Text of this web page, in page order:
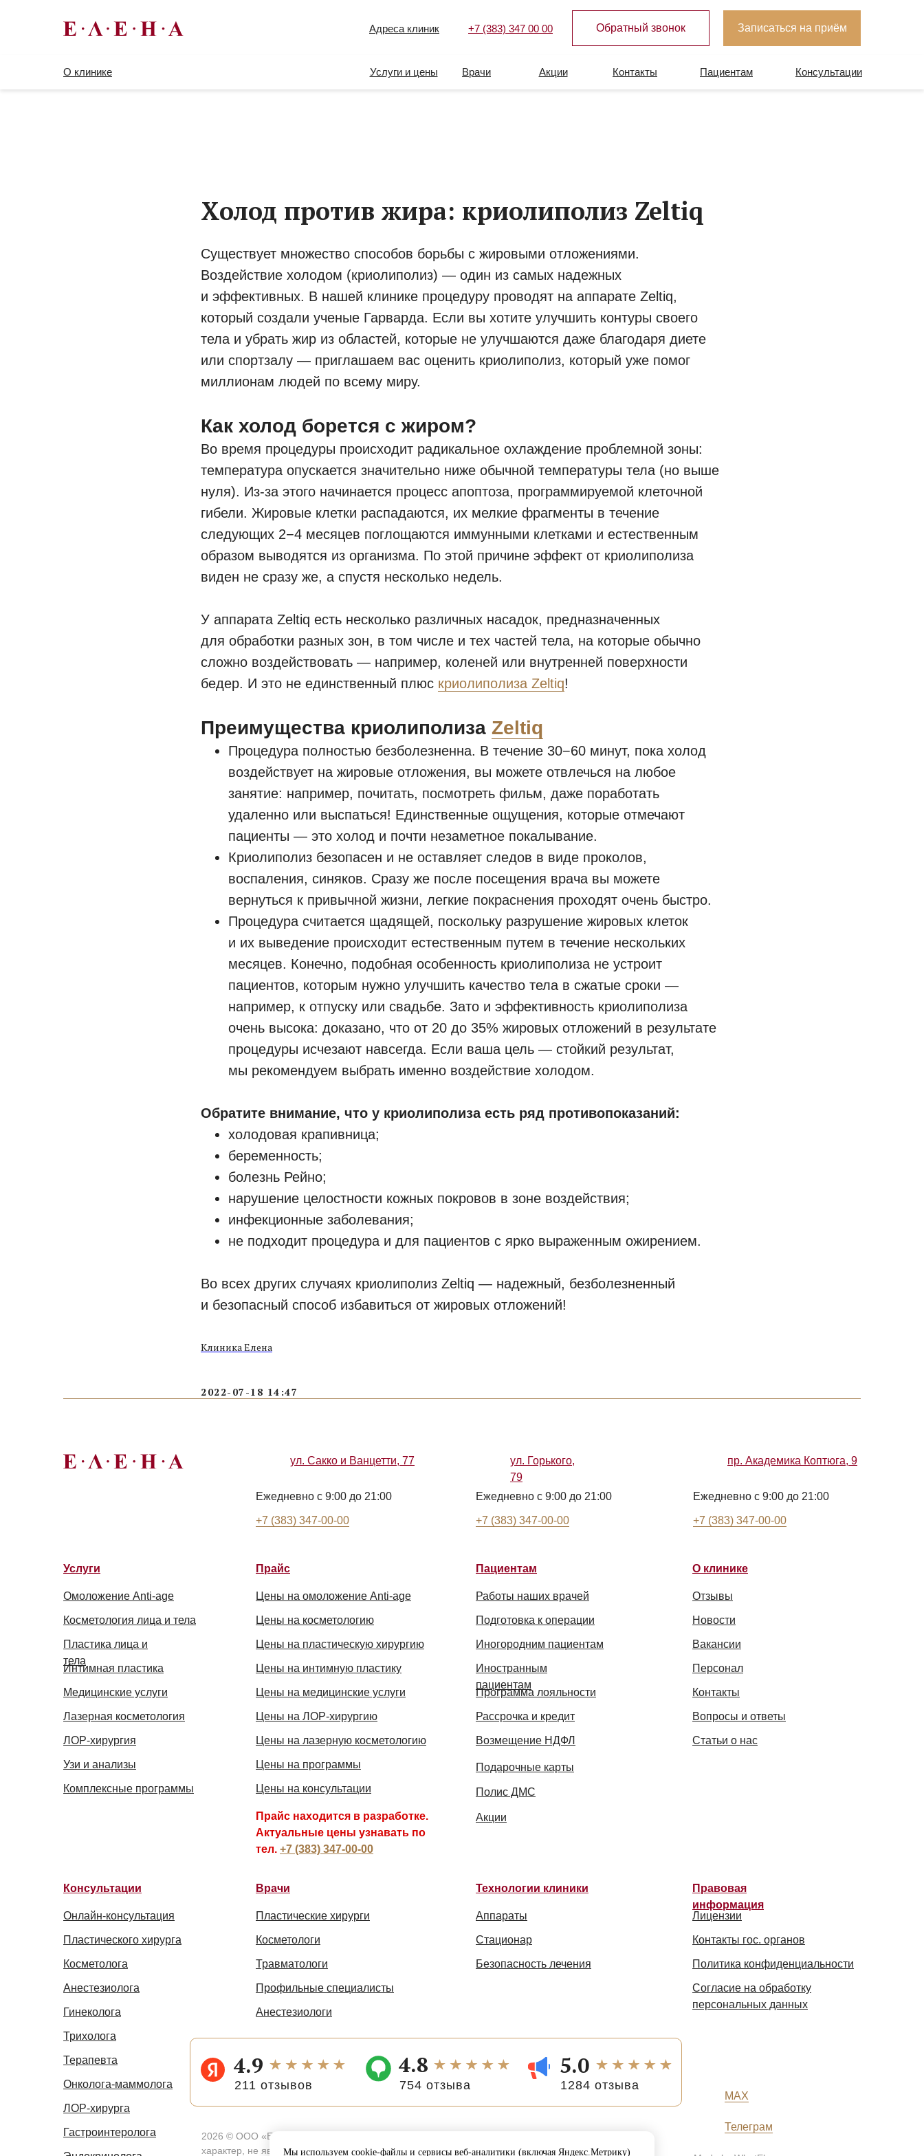
Мы используем cookie-файлы и сервисы веб-аналитики (включая Яндекс.Метрику)
+7 (383) 347 00 00 Обратный звонок Записаться на приём
Адреса клиник
Услуги и цены Врачи Консультации
Пациентам
О клинике Контакты
Акции
Холод против жира: криолиполиз Zeltiq
Существует множество способов борьбы с жировыми отложениями.
Воздействие холодом (криолиполиз) — один из самых надежных
и эффективных. В нашей клинике процедуру проводят на аппарате Zeltiq,
который создали ученые Гарварда. Если вы хотите улучшить контуры своего
тела и убрать жир из областей, которые не улучшаются даже благодаря диете
или спортзалу — приглашаем вас оценить криолиполиз, который уже помог
миллионам людей по всему миру.
Как холод борется с жиром?
Во время процедуры происходит радикальное охлаждение проблемной зоны:
температура опускается значительно ниже обычной температуры тела (но выше
нуля). Из-за этого начинается процесс апоптоза, программируемой клеточной
гибели. Жировые клетки распадаются, их мелкие фрагменты в течение
следующих 2−4 месяцев поглощаются иммунными клетками и естественным
образом выводятся из организма. По этой причине эффект от криолиполиза
виден не сразу же, а спустя несколько недель.
У аппарата Zeltiq есть несколько различных насадок, предназначенных
для обработки разных зон, в том числе и тех частей тела, на которые обычно
сложно воздействовать — например, коленей или внутренней поверхности
бедер. И это не единственный плюс криолиполиза Zeltiq!
Преимущества криолиполиза Zeltiq
Процедура полностью безболезненна. В течение 30−60 минут, пока холод
воздействует на жировые отложения, вы можете отвлечься на любое
занятие: например, почитать, посмотреть фильм, даже поработать
удаленно или выспаться! Единственные ощущения, которые отмечают
пациенты — это холод и почти незаметное покалывание.
Криолиполиз безопасен и не оставляет следов в виде проколов,
воспаления, синяков. Сразу же после посещения врача вы можете
вернуться к привычной жизни, легкие покраснения проходят очень быстро.
Процедура считается щадящей, поскольку разрушение жировых клеток
и их выведение происходит естественным путем в течение нескольких
месяцев. Конечно, подобная особенность криолиполиза не устроит
пациентов, которым нужно улучшить качество тела в сжатые сроки —
например, к отпуску или свадьбе. Зато и эффективность криолиполиза
очень высока: доказано, что от 20 до 35% жировых отложений в результате
процедуры исчезают навсегда. Если ваша цель — стойкий результат,
мы рекомендуем выбрать именно воздействие холодом.
Обратите внимание, что у криолиполиза есть ряд противопоказаний:
холодовая крапивница;
беременность;
болезнь Рейно;
нарушение целостности кожных покровов в зоне воздействия;
инфекционные заболевания;
не подходит процедура и для пациентов с ярко выраженным ожирением.
Во всех других случаях криолиполиз Zeltiq — надежный, безболезненный
и безопасный способ избавиться от жировых отложений!
Клиника Елена
2022-07-18 14:47
Пациентам
Работы наших врачей
Подготовка к операции
Иногородним пациентам
Иностранным
пациентам
Рассрочка и кредит
Программа лояльности
Возмещение НДФЛ
Полис ДМС
Акции
Консультации
Онлайн-консультация
Пластического хирурга
Косметолога
Анестезиолога
Гинеколога
Трихолога
Прайс
Цены на омоложение Anti-age
Цены на косметологию
Цены на пластическую хирургию
Цены на интимную пластику
Цены на медицинские услуги
Цены на консультации
Цены на ЛОР-хирургию
Цены на лазерную косметологию
Прайс находится в разработке.
Актуальные цены узнавать по
тел. +7 (383) 347-00-00
Цены на программы
Услуги
Омоложение Anti-age
Косметология лица и тела
Пластика лица и
тела
Интимная пластика
Медицинские услуги
Лазерная косметология
ЛОР-хирургия
Узи и анализы
Комплексные программы
Ежедневно с 9:00 до 21:00
+7 (383) 347-00-00
ул. Сакко и Ванцетти, 77
Ежедневно с 9:00 до 21:00
+7 (383) 347-00-00
ул. Горького,
79
Ежедневно с 9:00 до 21:00
+7 (383) 347-00-00
пр. Академика Коптюга, 9
О клинике
Технологии клиники
Врачи
Правовая
информация
Отзывы
Новости
Вакансии
Персонал
Контакты
Вопросы и ответы
Статьи о нас
Аппараты
Стационар
Безопасность лечения
Пластические хирурги
Косметологи
Травматологи
Профильные специалисты
Анестезиологи
Контакты гос. органов
Лицензии
Политика конфиденциальности
Согласие на обработку
персональных данных
MAX
Телеграм
2026 © ООО «ЕЛЕНА ПЛЮС». Информация, размещенная на сайте, носит ознакомительный
характер, не является публичной офертой, определяемой положением ст.437 ГК РФ и
Терапевта
Онколога-маммолога
ЛОР-хирурга
Гастроинтеролога
211 отзывов
4.9
754 отзыва
4.8
1284 отзыва
5.0
Подарочные карты